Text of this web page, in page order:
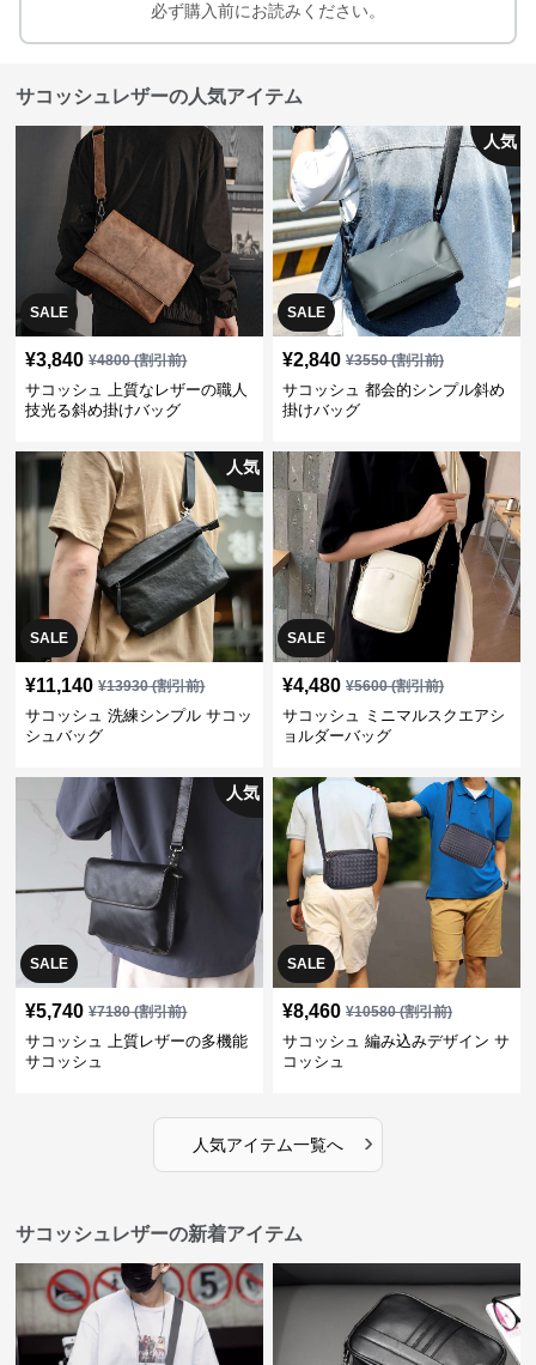
必ず購入前にお読みください。
サコッシュレザーの人気アイテム
SALE
¥3,840 ¥4800(割引前)
サコッシュ 上質なレザーの職人
技光る斜め掛けバッグ
SALE
人気
¥2,840 ¥3550(割引前)
サコッシュ 都会的シンプル斜め
掛けバッグ
SALE
人気
¥11,140 ¥13930(割引前)
サコッシュ 洗練シンプル サコッ
シュバッグ
SALE
¥4,480 ¥5600(割引前)
サコッシュ ミニマルスクエアシ
ョルダーバッグ
SALE
人気
¥5,740 ¥7180(割引前)
サコッシュ 上質レザーの多機能
サコッシュ
SALE
¥8,460 ¥10580(割引前)
サコッシュ 編み込みデザイン サ
コッシュ
人気アイテム一覧へ ›
サコッシュレザーの新着アイテム